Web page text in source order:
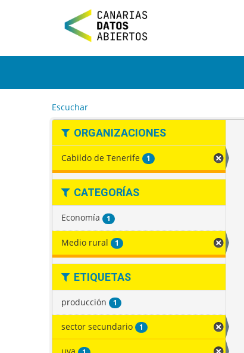
t
Escuchar
ORGANIZACIONES
Cabildo de Tenerife 1
CATEGORÍAS
Economía 1
Medio rural 1
ETIQUETAS
producción 1
sector secundario 1